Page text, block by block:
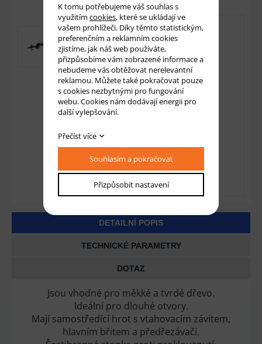
DETAILNÍ POPIS
TECHNICKÉ PARAMETRY
DOTAZ
Jsou vhodné pro měkké a tvrdé dřevo.
Ideální pro dlouhé otvory.
Mají samostředící hrot s vtahovacím závitem,
hlavním břitem a předřezávači.
K tomu potřebujeme váš souhlas s
využitím cookies, které se ukládají ve
vašem prohlížeči. Díky těmto statistickým,
preferenčním a reklamním cookies
zjistíme, jak náš web používáte,
přizpůsobíme vám zobrazené informace a
nebudeme vás obtěžovat nerelevantní
reklamou. Můžete také pokračovat pouze
s cookies nezbytnými pro fungování
webu. Cookies nám dodávají energii pro
další vylepšování.
Přečíst více
Souhlasím a pokračovat
Přizpůsobit nastavení